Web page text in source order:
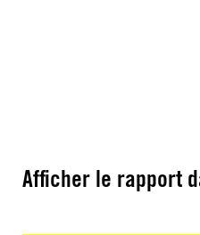
Afficher le rapport